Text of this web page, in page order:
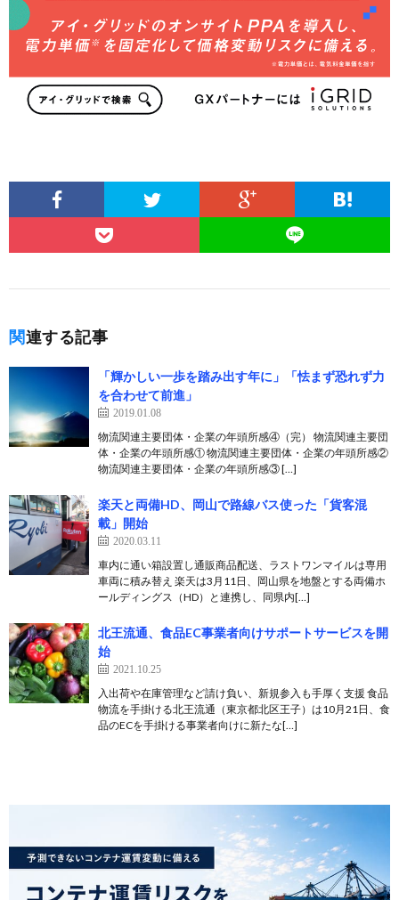
関連する記事
「輝かしい一歩を踏み出す年に」「怯まず恐れず力
を合わせて前進」
2019.01.08
物流関連主要団体・企業の年頭所感④（完） 物流関連主要団
体・企業の年頭所感① 物流関連主要団体・企業の年頭所感②
物流関連主要団体・企業の年頭所感③ […]
楽天と両備HD、岡山で路線バス使った「貨客混
載」開始
2020.03.11
車内に通い箱設置し通販商品配送、ラストワンマイルは専用
車両に積み替え 楽天は3月11日、岡山県を地盤とする両備ホ
ールディングス（HD）と連携し、同県内[…]
北王流通、食品EC事業者向けサポートサービスを開
始
2021.10.25
入出荷や在庫管理など請け負い、新規参入も手厚く支援 食品
物流を手掛ける北王流通（東京都北区王子）は10月21日、食
品のECを手掛ける事業者向けに新たな[…]